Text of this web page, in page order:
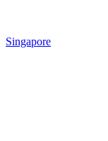
Singapore